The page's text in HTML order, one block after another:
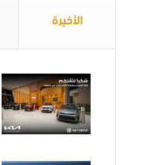
الأخيرة